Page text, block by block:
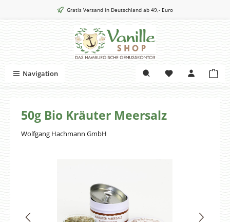
Zum Hauptinhalt springenGratis Versand in Deutschland ab 49,- Euro
Navigation
50g Bio Kräuter Meersalz
Wolfgang Hachmann GmbH